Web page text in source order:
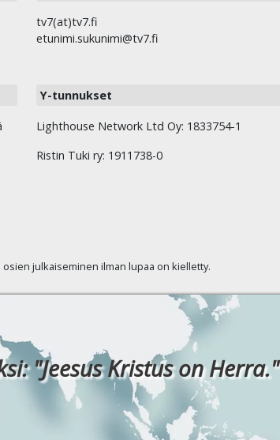
tv7(at)tv7.fi
etunimi.sukunimi@tv7.fi
Y-tunnukset
Lighthouse Network Ltd Oy: 1833754-1
Ristin Tuki ry: 1911738-0
julkaiseminen ilman lupaa on kielletty.
"Jeesus Kristus on Herra."